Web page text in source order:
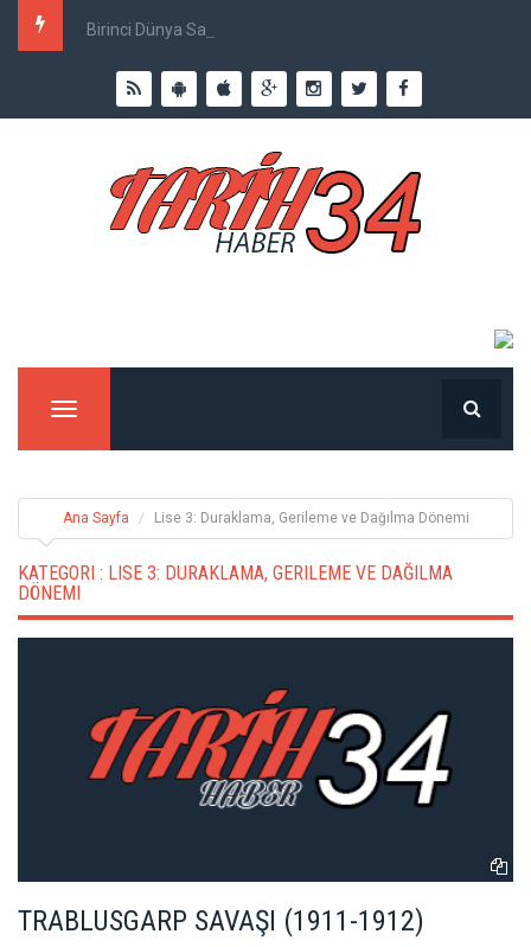
Birinci Dünya Savaşı`nda Ne Kadar İnsan Öldü?
Menu
Ana Sayfa Lise 3: Duraklama, Gerileme ve Dağılma Dönemi
KATEGORI : LISE 3: DURAKLAMA, GERILEME VE DAĞILMA
DÖNEMI
TRABLUSGARP SAVAŞI (1911-1912)